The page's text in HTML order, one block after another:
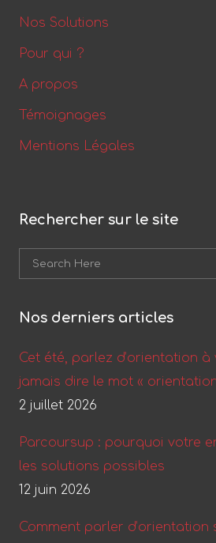
Nos Solutions
Pour qui ?
A propos
Témoignages
Mentions Légales
Rechercher sur le site
Nos derniers articles
Cet été, parlez d’orientation
jamais dire le mot «
2 juillet 2026
Parcoursup : pourquoi votre
les solutions possibles
12 juin 2026
Comment parler